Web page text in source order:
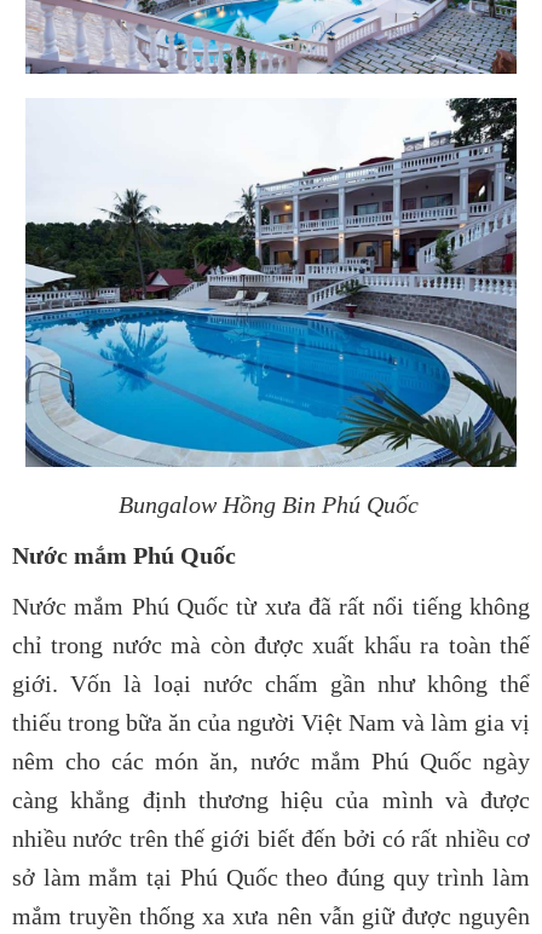
Bungalow Hồng Bin Phú Quốc
Nước mắm Phú Quốc
Nước mắm Phú Quốc từ xưa đã rất nổi tiếng không
chỉ trong nước mà còn được xuất khẩu ra toàn thế
giới. Vốn là loại nước chấm gần như không thể
thiếu trong bữa ăn của người Việt Nam và làm gia vị
nêm cho các món ăn, nước mắm Phú Quốc ngày
càng khẳng định thương hiệu của mình và được
nhiều nước trên thế giới biết đến bởi có rất nhiều cơ
sở làm mắm tại Phú Quốc theo đúng quy trình làm
mắm truyền thống xa xưa nên vẫn giữ được nguyên